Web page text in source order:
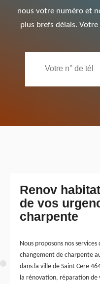
nous votre numéro et
plus brefs délais.
Renov
de vos
charpente
Nous proposons nos
changement de charpente
dans la ville de Saint Cere
la rénovation, réparation